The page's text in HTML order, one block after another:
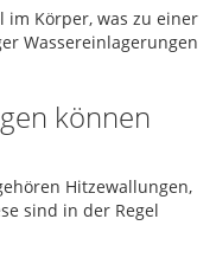
im Körper, was zu einer
Wassereinlagerungen
können
Hitzewallungen,
sind in der Regel